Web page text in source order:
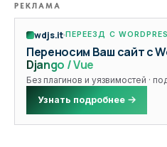
РЕКЛАМА
wdjs.it ПЕРЕЕЗД С
Переносим Ваш сайт с
Django / Vue
Без плагинов и уязвимостей ·
Узнать подробнее